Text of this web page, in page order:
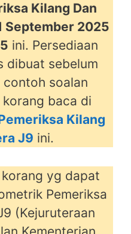
Kilang Dan
September 2025
ini. Persediaan
dibuat sebelum
contoh soalan
baca di
Kilang
J9 ini.
yg dapat
Pemeriksa
(Kejuruteraan